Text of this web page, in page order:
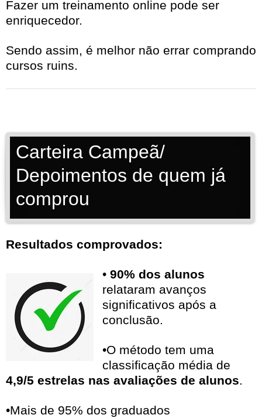
Fazer um treinamento online pode ser
enriquecedor.
Sendo assim, é melhor não errar comprando
cursos ruins.
Carteira Campeã/
Depoimentos de quem já
comprou
Resultados comprovados:
• 90% dos alunos
relataram avanços
significativos após a
conclusão.
•O método tem uma
classificação média de
4,9/5 estrelas nas avaliações de alunos.
•Mais de 95% dos graduados